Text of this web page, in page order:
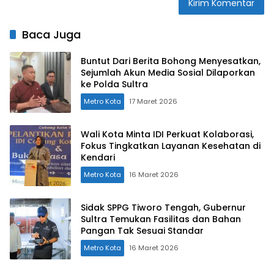
Baca Juga
Buntut Dari Berita Bohong Menyesatkan,
Sejumlah Akun Media Sosial Dilaporkan
ke Polda Sultra
Metro Kota 17 Maret 2026
Wali Kota Minta IDI Perkuat Kolaborasi,
Fokus Tingkatkan Layanan Kesehatan di
Kendari
Metro Kota 16 Maret 2026
Sidak SPPG Tiworo Tengah, Gubernur
Sultra Temukan Fasilitas dan Bahan
Pangan Tak Sesuai Standar
Metro Kota 16 Maret 2026